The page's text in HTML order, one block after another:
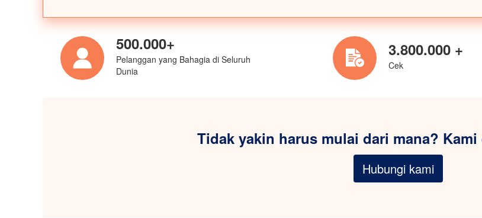
500.000+
Pelanggan yang Bahagia di Seluruh
Dunia
3.800.000 +
Cek
Tidak yakin harus mulai dari mana?
Hubungi kami